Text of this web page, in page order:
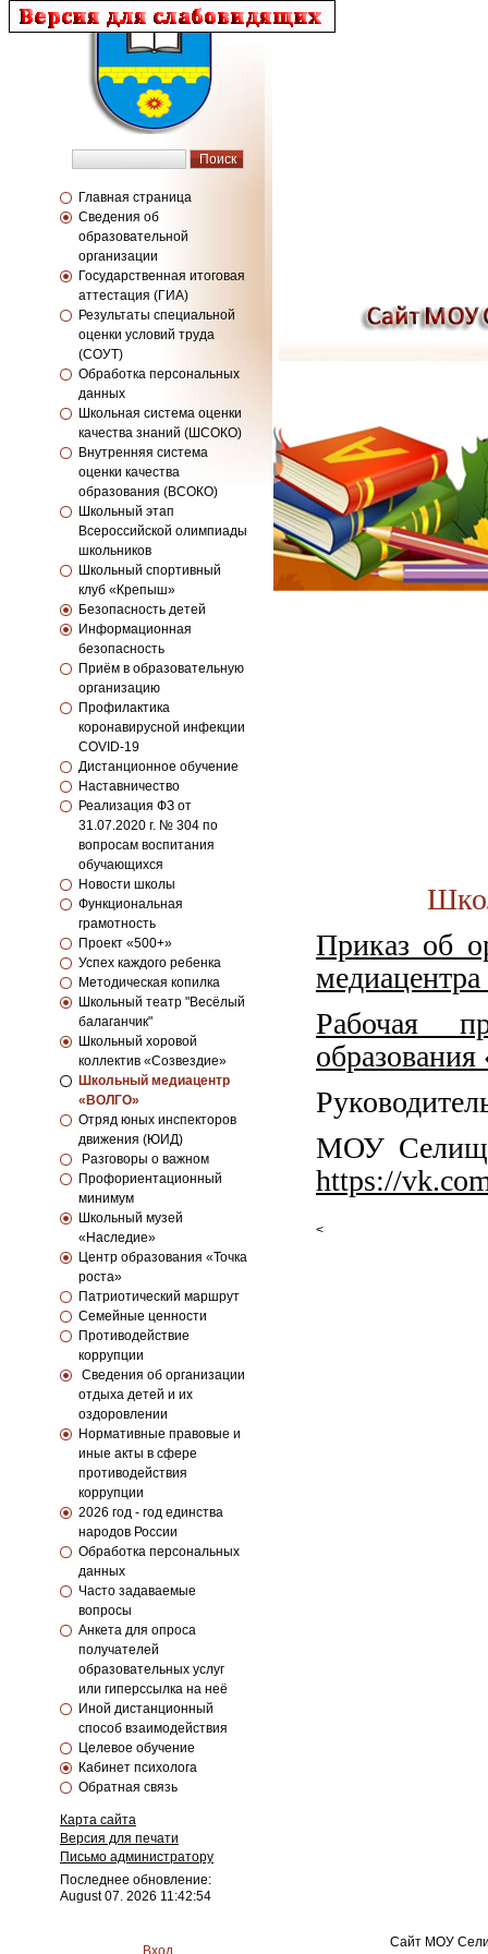
Главная страница
Сведения об
образовательной
организации
Государственная итоговая
аттестация (ГИА)
Результаты специальной
оценки условий труда
(СОУТ)
Обработка персональных
данных
Школьная система оценки
качества знаний (ШСОКО)
Внутренняя система
оценки качества
образования (ВСОКО)
Школьный этап
Всероссийской олимпиады
школьников
Школьный спортивный
клуб «Крепыш»
Безопасность детей
Информационная
безопасность
Приём в образовательную
организацию
Профилактика
коронавирусной инфекции
COVID-19
Дистанционное обучение
Наставничество
Реализация ФЗ от
31.07.2020 г. № 304 по
вопросам воспитания
обучающихся
Новости школы
Функциональная
грамотность
Проект «500+»
Успех каждого ребенка
Методическая копилка
Школьный театр "Весёлый
балаганчик"
Школьный хоровой
коллектив «Созвездие»
Школьный медиацентр
«ВОЛГО»
Отряд юных инспекторов
движения (ЮИД)
Разговоры о важном
Профориентационный
минимум
Школьный музей
«Наследие»
Центр образования «Точка
роста»
Патриотический маршрут
Семейные ценности
Противодействие
коррупции
Сведения об организации
отдыха детей и их
оздоровлении
Нормативные правовые и
иные акты в сфере
противодействия
коррупции
2026 год - год единства
народов России
Обработка персональных
данных
Часто задаваемые
вопросы
Анкета для опроса
получателей
образовательных услуг
или гиперссылка на неё
Иной дистанционный
способ взаимодействия
Целевое обучение
Кабинет психолога
Обратная связь
Карта сайта
Версия для печати
Письмо администратору
Последнее обновление:
August 07. 2026 11:42:54
Приказ об
Рабочая
МОУ
https://
<
Вход
Сайт МОУ